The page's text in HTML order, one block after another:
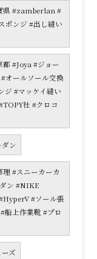
県 #zamberlan #
ポンジ #出し縫い
#Joya #ジョー
オールソール交換
ジ #マッケイ縫い
社 #クロコ
ン
#スニーカーカ
ン #NIKE
#ソール張
船上作業靴 #プロ
ズ